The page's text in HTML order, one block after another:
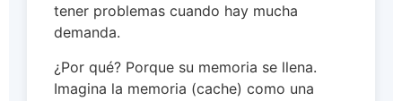
tener problemas cuando hay mucha
demanda.
¿Por qué? Porque su memoria se llena.
Imagina la memoria (cache) como una